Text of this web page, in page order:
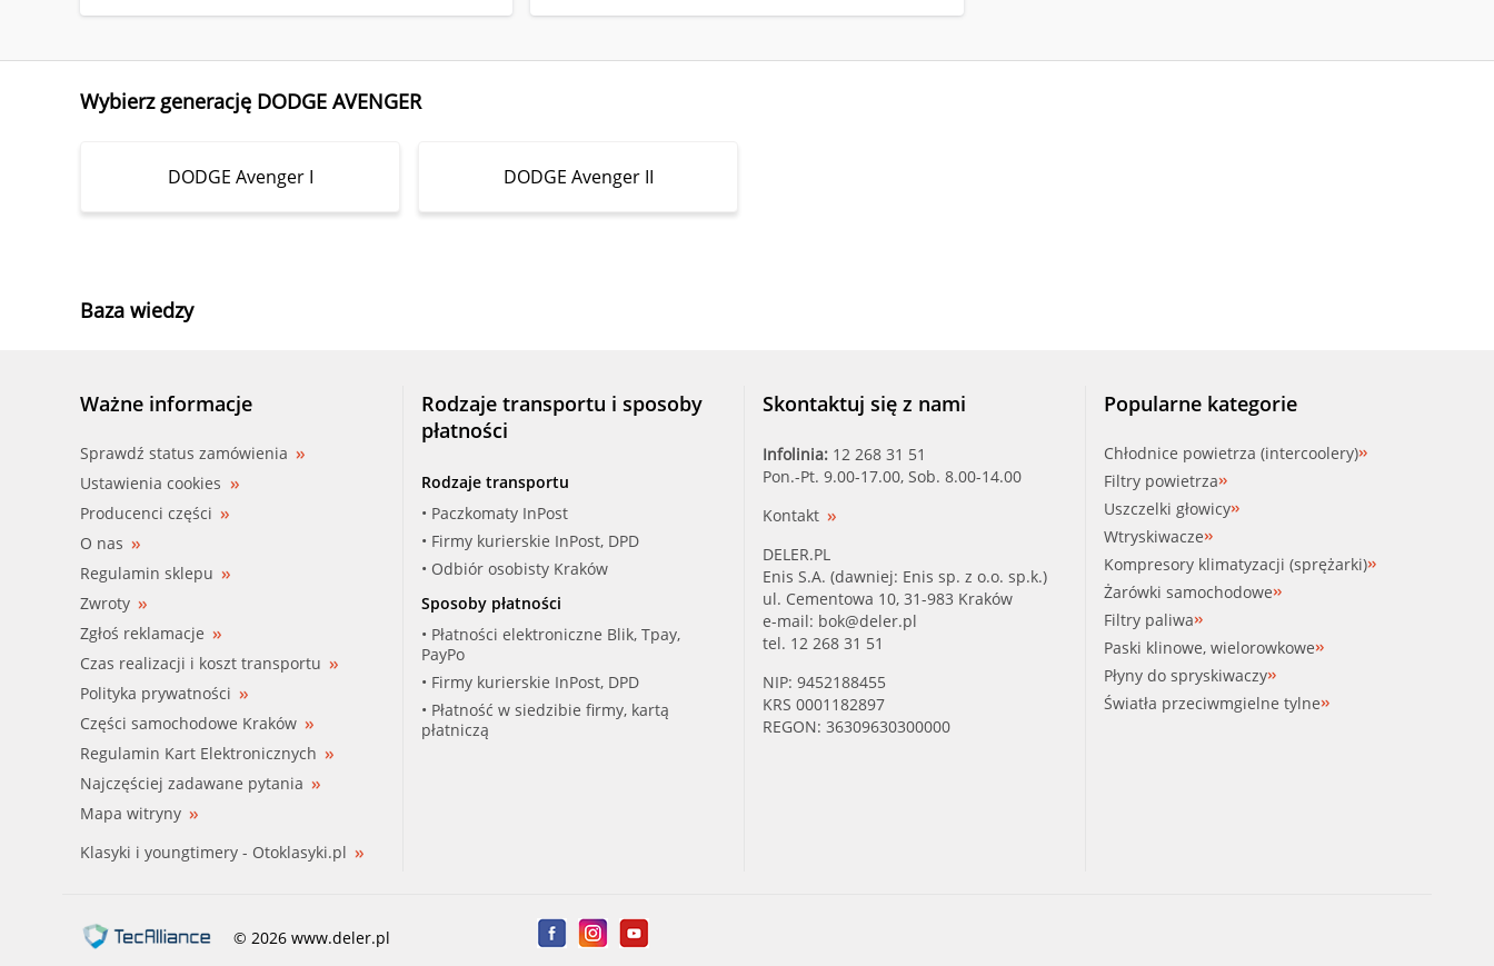
Wybierz generację DODGE AVENGER
DODGE Avenger I DODGE Avenger II
Baza wiedzy
Ważne informacje
Sprawdź status zamówienia
Ustawienia cookies
Producenci części
O nas
Regulamin sklepu
Zwroty
Zgłoś reklamacje
Czas realizacji i koszt transportu
Polityka prywatności
Części samochodowe Kraków
Regulamin Kart Elektronicznych
Najczęściej zadawane pytania
Mapa witryny
Klasyki i youngtimery - Otoklasyki.pl
Rodzaje transportu i sposoby
płatności
Rodzaje transportu
• Paczkomaty InPost
• Firmy kurierskie InPost, DPD
• Odbiór osobisty Kraków
Sposoby płatności
• Płatności elektroniczne Blik, Tpay,
PayPo
• Firmy kurierskie InPost, DPD
• Płatność w siedzibie firmy, kartą
płatniczą
Skontaktuj się z nami
Infolinia: 12 268 31 51
Pon.-Pt. 9.00-17.00, Sob. 8.00-14.00
Kontakt
DELER.PL
Enis S.A. (dawniej: Enis sp. z o.o. sp.k.)
ul. Cementowa 10, 31-983 Kraków
e-mail: bok@deler.pl
tel. 12 268 31 51
NIP: 9452188455
KRS 0001182897
REGON: 36309630300000
Popularne kategorie
Chłodnice powietrza (intercoolery)
Filtry powietrza
Uszczelki głowicy
Wtryskiwacze
Kompresory klimatyzacji (sprężarki)
Żarówki samochodowe
Filtry paliwa
Paski klinowe, wielorowkowe
Płyny do spryskiwaczy
Światła przeciwmgielne tylne
© 2026 www.deler.pl